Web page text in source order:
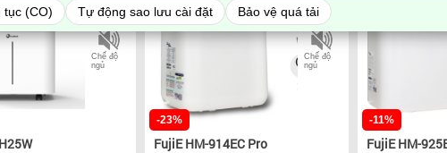
tục (CO) Tự động sao lưu cài đặt Bảo vệ quá tải
IONIZER
Chế độ
ngủ
IONIZER
Chế độ
ngủ
-23%
FujiE HM-914EC Pro
-11%
FujiE HM-